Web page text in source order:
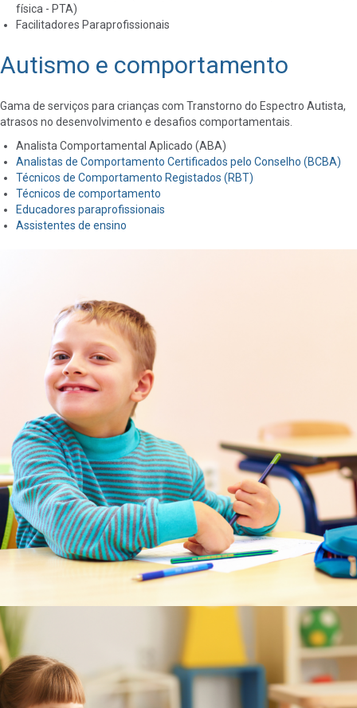
física - PTA)
Facilitadores Paraprofissionais
Autismo e comportamento
Gama de serviços para crianças com Transtorno do Espectro Autista,
atrasos no desenvolvimento e desafios comportamentais.
Analista Comportamental Aplicado (ABA)
Analistas de Comportamento Certificados pelo Conselho (BCBA)
Técnicos de Comportamento Registados (RBT)
Técnicos de comportamento
Educadores paraprofissionais
Assistentes de ensino